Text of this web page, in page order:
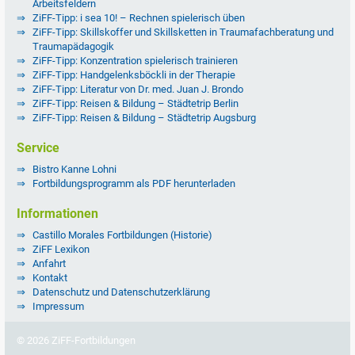
Arbeitsfeldern
ZiFF-Tipp: i sea 10! – Rechnen spielerisch üben
ZiFF-Tipp: Skillskoffer und Skillsketten in Traumafachberatung und
Traumapädagogik
ZiFF-Tipp: Konzentration spielerisch trainieren
ZiFF-Tipp: Handgelenksböckli in der Therapie
ZiFF-Tipp: Literatur von Dr. med. Juan J. Brondo
ZiFF-Tipp: Reisen & Bildung – Städtetrip Berlin
ZiFF-Tipp: Reisen & Bildung – Städtetrip Augsburg
Service
Bistro Kanne Lohni
Fortbildungsprogramm als PDF herunterladen
Informationen
Castillo Morales Fortbildungen (Historie)
ZiFF Lexikon
Anfahrt
Kontakt
Datenschutz und Datenschutzerklärung
Impressum
© 2026 ZiFF-Fortbildungen